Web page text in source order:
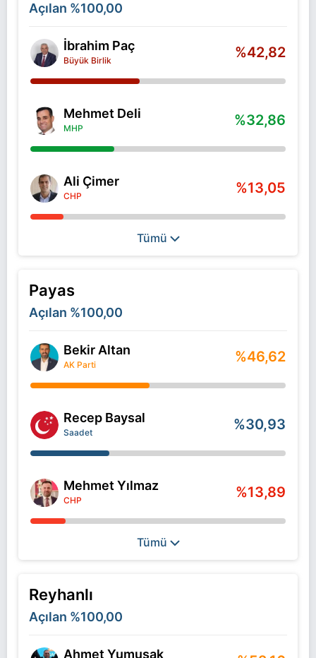
Açılan %100,00
İbrahim Paç
Büyük Birlik %42,82
Mehmet Deli
MHP %32,86
Ali Çimer
CHP %13,05
Tümü
Payas
Açılan %100,00
Bekir Altan
AK Parti %46,62
Recep Baysal
Saadet %30,93
Mehmet Yılmaz
CHP %13,89
Tümü
Reyhanlı
Açılan %100,00
Ahmet Yumuşak